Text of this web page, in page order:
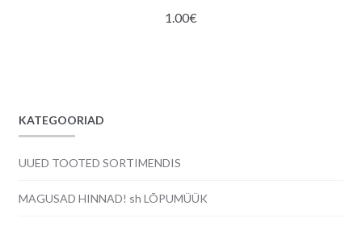
1.00€
KATEGOORIAD
UUED TOOTED SORTIMENDIS
MAGUSAD HINNAD! sh LÕPUMÜÜK